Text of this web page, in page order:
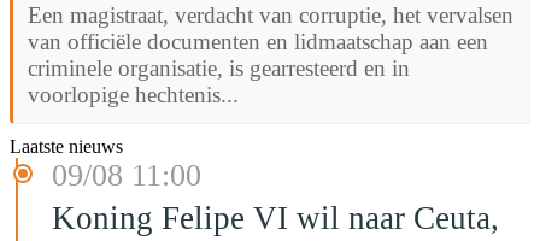
Een magistraat, verdacht van corruptie, het vervalsen
van officiële documenten en lidmaatschap aan een
criminele organisatie, is gearresteerd en in
voorlopige hechtenis...
Laatste nieuws
09/08 11:00
Koning Felipe VI wil naar Ceuta,